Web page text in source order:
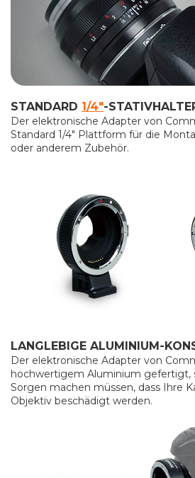
STANDARD 1/4"-
Der elektronische Adapter von
Standard 1/4" Plattform für die
oder anderem Zubehör.
LANGLEBIGE ALUMINIUM-
Der elektronische Adapter von
hochwertigem Aluminium gefertigt,
Sorgen machen müssen, dass Ihre
Objektiv beschädigt werden.